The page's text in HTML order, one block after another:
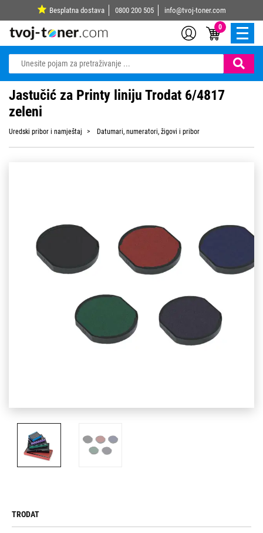
Besplatna dostava 0800 200 505 info@tvoj-toner.com
0
Jastučić za Printy liniju Trodat 6/4817
zeleni
Uredski pribor i namještaj Datumari, numeratori, žigovi i pribor
TRODAT